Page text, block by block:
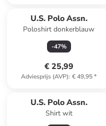
U.S. Polo Assn.
Poloshirt donkerblauw
-47%
€ 25,99
Adviesprijs (AVP): € 49,95*
U.S. Polo Assn.
Shirt wit